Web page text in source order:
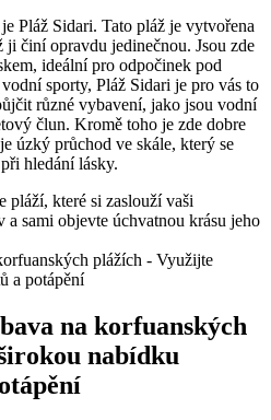
Pláž Sidari. Tato pláž je vytvořena
činí opravdu jedinečnou. Jsou zde
ideální pro odpočinek pod
sporty, Pláž Sidari je pro vás to
různé vybavení, jako jsou vodní
člun. Kromě toho je zde dobre
úzký průchod ve skále, který se
hledání lásky.
pláží, které si zaslouží vaši
a sami objevte úchvatnou krásu jeho
na korfuanských
nabídku